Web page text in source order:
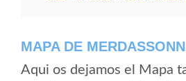
MAPA DE
Aqui os dejamos el Mapa